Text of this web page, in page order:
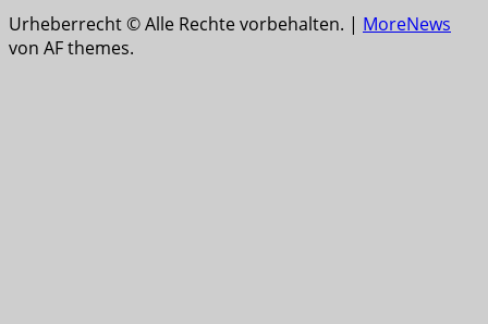
Urheberrecht © Alle Rechte vorbehalten. | MoreNews
von AF themes.